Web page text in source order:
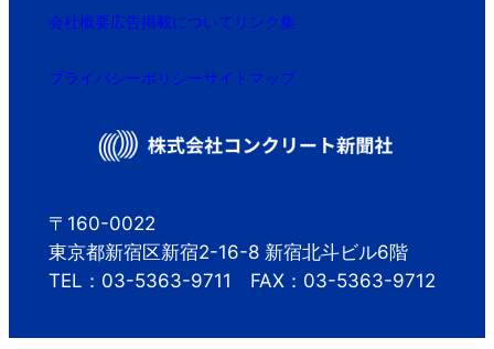
会社概要広告掲載について リンク集
プライバシーポリシーサイトマップ
〒160-0022
東京都新宿区新宿2-16-8 新宿北斗ビル6階
TEL：03-5363-9711 FAX：03-5363-9712